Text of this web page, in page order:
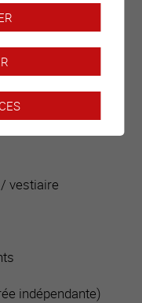
idéal pour une
vestiaire
indépendante)